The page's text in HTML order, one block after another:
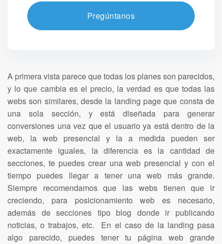
Pregúntanos
A primera vista parece que todas los planes son parecidos,
y lo que cambia es el precio, la verdad es que todas las
webs son similares, desde la landing page que consta de
una sola sección, y está diseñada para generar
conversiones una vez que el usuario ya está dentro de la
web, la web presencial y la a medida pueden ser
exactamente iguales, la diferencia es la cantidad de
secciones, te puedes crear una web presencial y con el
tiempo puedes llegar a tener una web más grande.
Siempre recomendamos que las webs tienen que ir
creciendo, para posicionamiento web es necesario,
además de secciones tipo blog donde ir publicando
noticias, o trabajos, etc. En el caso de la landing pasa
algo parecido, puedes tener tu página web grande